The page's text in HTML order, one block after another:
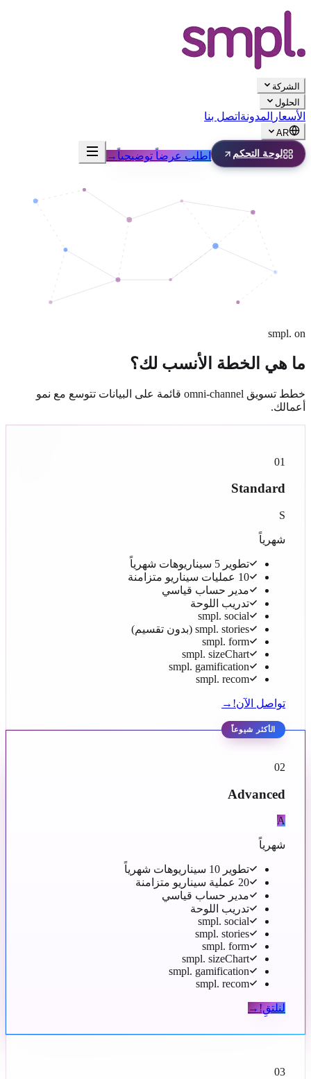
الشركة
الحلول
الأسعار المدونة اتصل بنا
AR
لوحة التحكم
اطلب عرضاً توضيحياً →
smpl. on
ما هي الخطة الأنسب لك؟
خطط تسويق omni-channel قائمة على البيانات تتوسع مع نمو
أعمالك.
01
Standard
S
شهرياً
تطوير 5 سيناريوهات شهرياً
10 عمليات سيناريو متزامنة
مدير حساب قياسي
تدريب اللوحة
smpl. social
smpl. stories (بدون تقسيم)
smpl. form
smpl. sizeChart
smpl. gamification
smpl. recom
تواصل الآن! →
الأكثر شيوعاً
02
Advanced
A
شهرياً
تطوير 10 سيناريوهات شهرياً
20 عملية سيناريو متزامنة
مدير حساب قياسي
تدريب اللوحة
smpl. social
smpl. stories
smpl. form
smpl. sizeChart
smpl. gamification
smpl. recom
لنلتقِ!→
03